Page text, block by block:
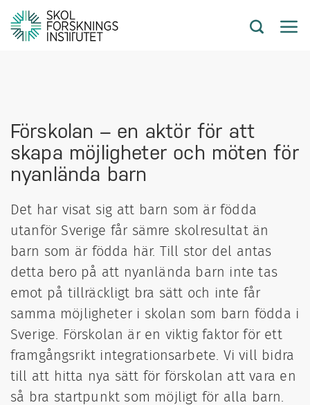
Förskolan – en aktör för att
skapa möjligheter och möten för
nyanlända barn
Det har visat sig att barn som är födda
utanför Sverige får sämre skolresultat än
barn som är födda här. Till stor del antas
detta bero på att nyanlända barn inte tas
emot på tillräckligt bra sätt och inte får
samma möjligheter i skolan som barn födda i
Sverige. Förskolan är en viktig faktor för ett
framgångsrikt integrationsarbete. Vi vill bidra
till att hitta nya sätt för förskolan att vara en
så bra startpunkt som möjligt för alla barn.